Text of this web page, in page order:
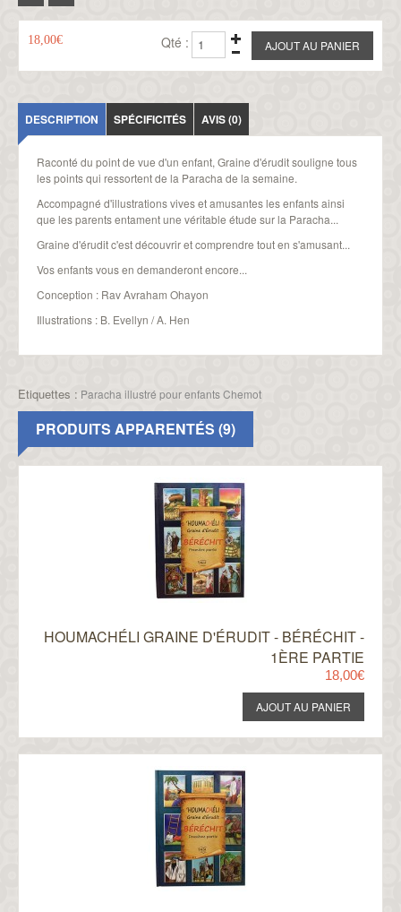
18,00€ Qté :
DESCRIPTION SPÉCIFICITÉS AVIS (0)
Raconté du point de vue d'un enfant, Graine d'érudit souligne tous
les points qui ressortent de la Paracha de la semaine.
Accompagné d'illustrations vives et amusantes les enfants ainsi
que les parents entament une véritable étude sur la Paracha...
Graine d'érudit c'est découvrir et comprendre tout en s'amusant...
Vos enfants vous en demanderont encore...
Conception : Rav Avraham Ohayon
Illustrations : B. Evellyn / A. Hen
Etiquettes : Paracha illustré pour enfants Chemot
PRODUITS APPARENTÉS (9)
HOUMACHÉLI GRAINE D'ÉRUDIT - BÉRÉCHIT -
1ÈRE PARTIE
18,00€